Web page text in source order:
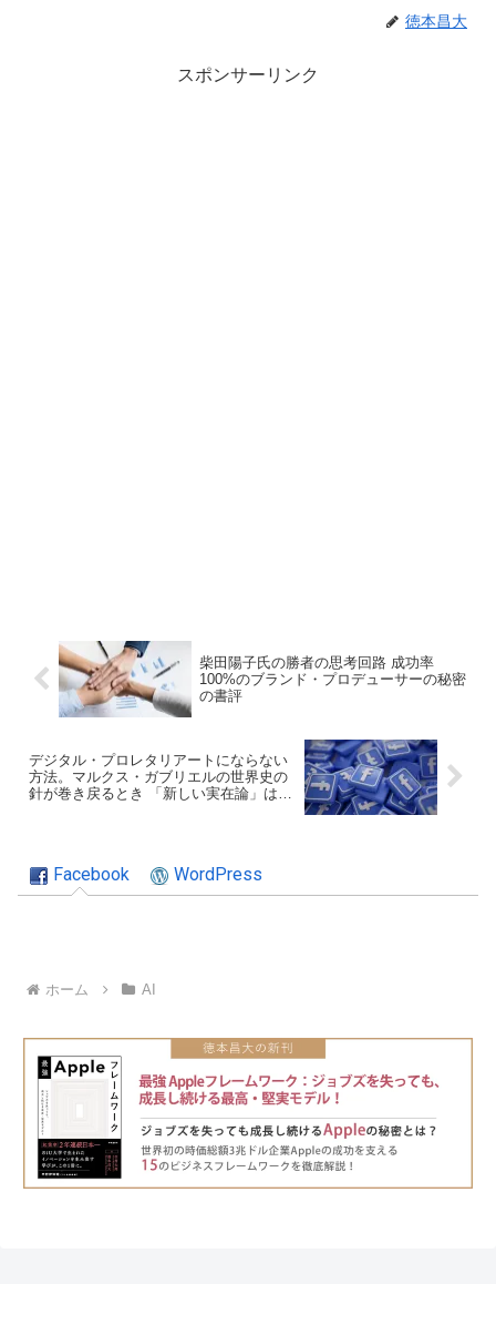
徳本昌大
スポンサーリンク
柴田陽子氏の勝者の思考回路 成功率
100%のブランド・プロデューサーの秘密
の書評
デジタル・プロレタリアートにならない
方法。マルクス・ガブリエルの世界史の
針が巻き戻るとき 「新しい実在論」は世
Facebook WordPress
ホーム AI